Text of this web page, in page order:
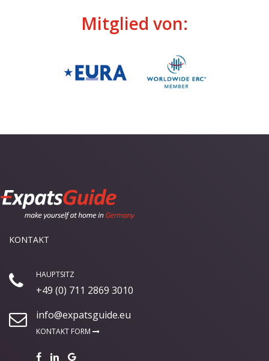
Mitglied von:
KONTAKT
HAUPTSITZ
+49 (0) 711 2869 3010
info@expatsguide.eu
KONTAKT FORM